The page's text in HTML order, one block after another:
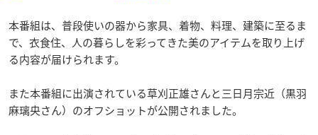
本番組は、普段使いの器から家具、着物、料理、建築に至るま
で、衣食住、人の暮らしを彩ってきた美のアイテムを取り上げ
る内容が届けられます。
また本番組に出演されている草刈正雄さんと三日月宗近（黒羽
麻璃央さん）のオフショットが公開されました。